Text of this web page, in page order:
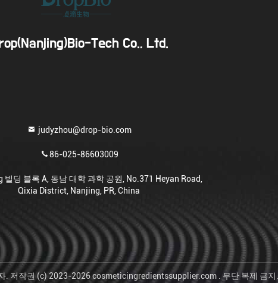
Tech Co., Ltd.
judyzhou@drop-bio.com
86-025-86603009
빌딩 블록 A, 동남 대학 과학 공원, No.371 Heyan Road,
Qixia District, Nanjing, PR, China
. 저작권 (c) 2023-2026 cosmeticingredientssupplier.com . 무단 복제 금지.